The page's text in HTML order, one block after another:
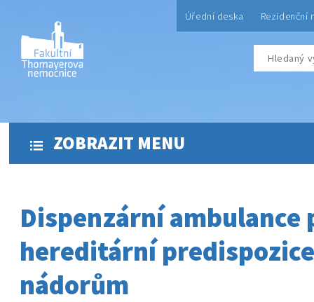
Úřední deska Rezidenční
ZOBRAZIT MENU
Dispenzární ambulance
hereditární
nádorům